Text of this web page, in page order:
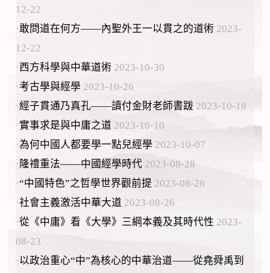
12-22
·敢問道在何方——內聖外王一以貫之的道術 2023-
12-22
·西方科學與中華道術 2023-10-30
·考古學與經學 2023-10-26
·經子貫通乃真孔——讀付金財老師書跋 2023-10-18
·實事求是與中庸之道 2023-10-10
·為何中國人都要學一點兒經學 2023-10-07
· 隆禮重法——中國經學時代 2023-08-28
·“中國特色”之哲學世界觀前提 2023-08-26
·社會主義激活中華大道 2023-08-26
·從《中庸》看《大學》三綱本義及其時代性 2023-
08-23
·以政治重心“中”為核心的中華治道——從堯舜禹到